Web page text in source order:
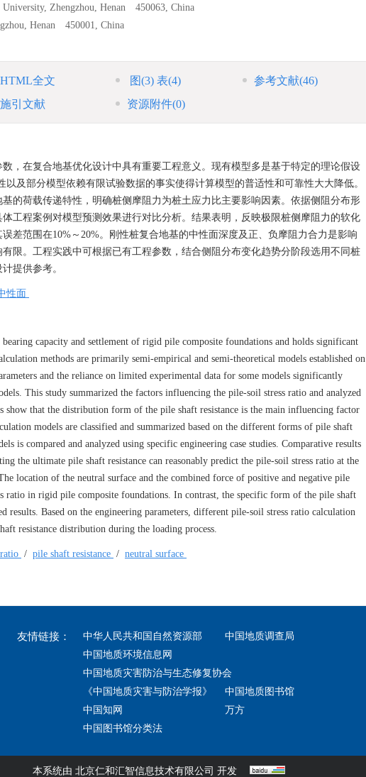
University, Zhengzhou, Henan 450063, China
Henan 450001, China
HTML全文 图(3) 表(4) 参考文献(46)
施引文献
资源附件(0)
，在复合地基优化设计中具有重要工程意义。现有模型多是基于特定的理论假设
及部分模型依赖有限试验数据的事实使得计算模型的普适性和可靠性大大降低。
的荷载传递特性，明确桩侧摩阻力为桩土应力比主要影响因素。依据侧阻分布形
工程案例对模型预测效果进行对比分析。结果表明，反映极限桩侧摩阻力的软化
差范围在10%～20%。刚性桩复合地基的中性面深度及正、负摩阻力合力是影响
限。工程实践中可根据已有工程参数，结合侧阻分布变化趋势分阶段选用不同桩
提供参考。
性面
capacity and settlement of rigid pile composite foundations and holds significant
methods are primarily semi-empirical and semi-theoretical models established on
and the reliance on limited experimental data for some models significantly
This study summarized the factors influencing the pile-soil stress ratio and analyzed
show that the distribution form of the pile shaft resistance is the main influencing factor
models are classified and summarized based on the different forms of pile shaft
is compared and analyzed using specific engineering case studies. Comparative results
the ultimate pile shaft resistance can reasonably predict the pile-soil stress ratio at the
location of the neutral surface and the combined force of positive and negative pile
ratio in rigid pile composite foundations. In contrast, the specific form of the pile shaft
results. Based on the engineering parameters, different pile-soil stress ratio calculation
resistance distribution during the loading process.
/ pile shaft resistance / neutral surface
友情链接： 中华人民共和国自然资源部
中国地质调查局
中国地质环境信息网
中国地质灾害防治与生态修复协会
《中国地质灾害与防治学报》
中国地质图书馆
中国知网
万方
中国图书馆分类法
本系统由 北京仁和汇智信息技术有限公司 开发